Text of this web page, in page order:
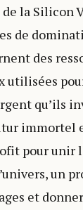
la Silicon
de
des
qu’ils
immortel
pour unir
un
et